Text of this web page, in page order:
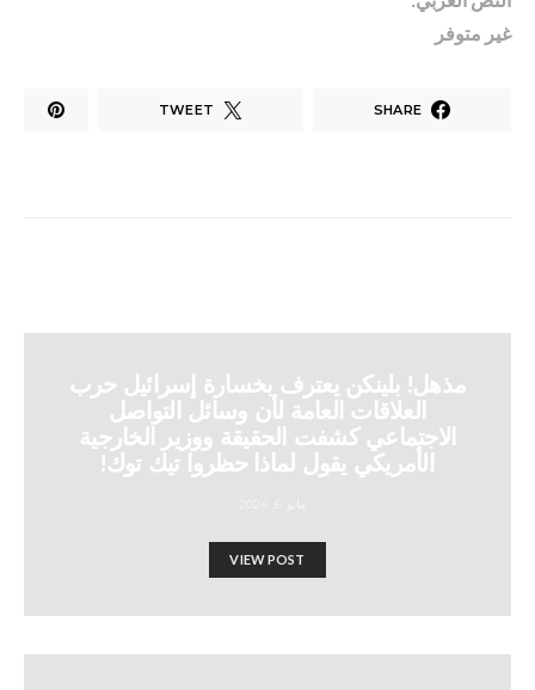
غير متوفر
SHARE
TWEET
مذهل! بلينكن يعترف بخسارة إسرائيل حرب
العلاقات العامة لأن وسائل التواصل
الاجتماعي كشفت الحقيقة ووزير الخارجية
الأمريكي يقول لماذا حظروا تيك توك!
VIEW POST